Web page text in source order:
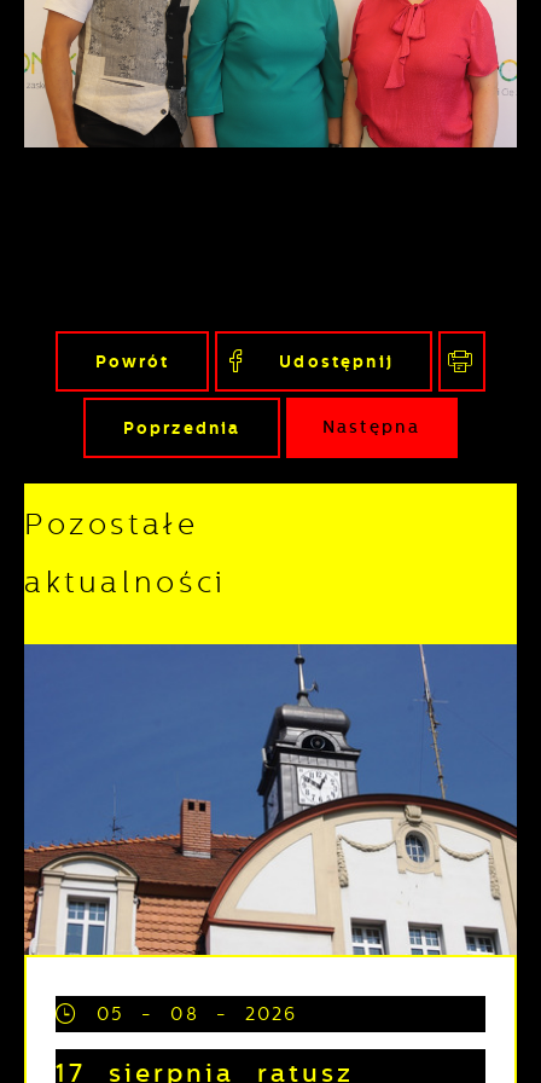
Powrót Udostępnij
Poprzednia Następna
Pozostałe
aktualności
05 - 08 - 2026
17 sierpnia ratusz
gwarantuje dostępność wszystkich
funkcjonalności.
podstawie analizy Twoich upodobań oraz
Twoich zwyczajów dotyczących
przeglądanej witryny internetowej. Treści
promocyjne mogą pojawić się na stronach
komunikatów mediów społecznościowych.